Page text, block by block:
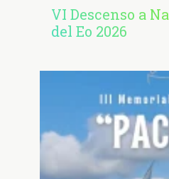
VI Descenso a
del Eo 2026